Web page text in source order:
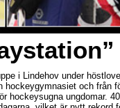
i Lindehov under
hockeygymnasiet och från
hockeysugna ungdomar.